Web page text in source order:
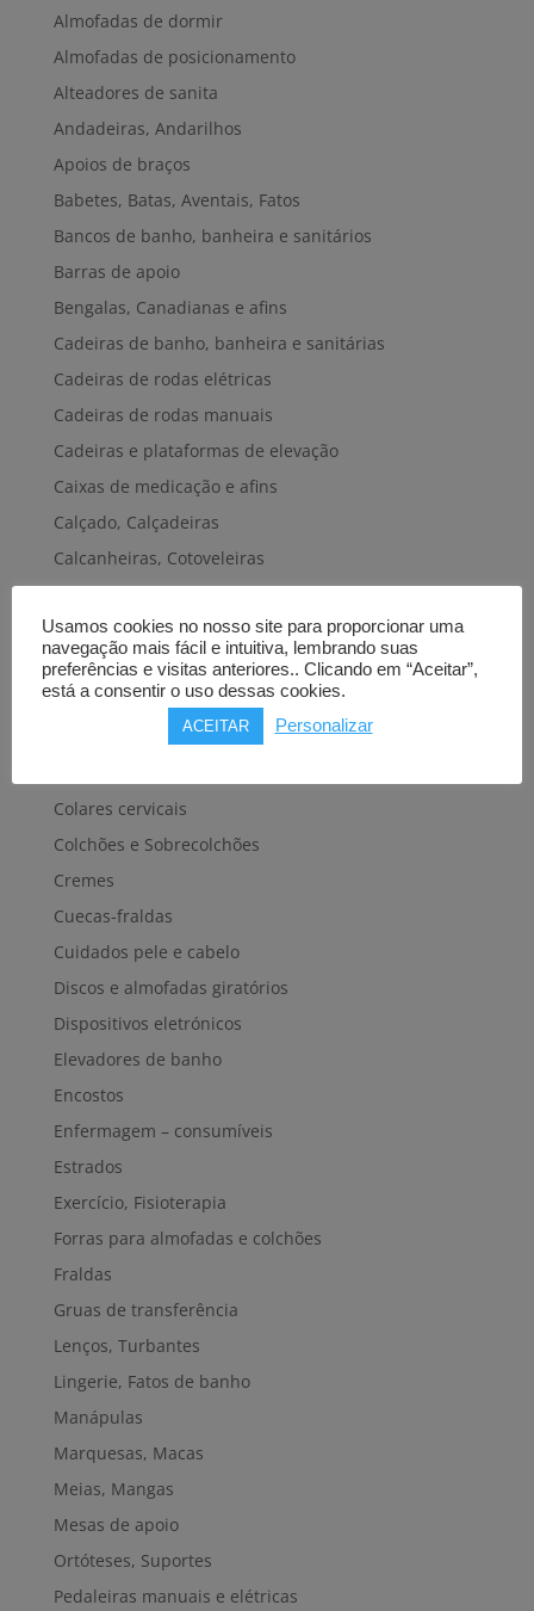
Almofadas de dormir
Almofadas de posicionamento
Alteadores de sanita
Andadeiras, Andarilhos
Apoios de braços
Babetes, Batas, Aventais, Fatos
Bancos de banho, banheira e sanitários
Barras de apoio
Bengalas, Canadianas e afins
Cadeiras de banho, banheira e sanitárias
Cadeiras de rodas elétricas
Cadeiras de rodas manuais
Cadeiras e plataformas de elevação
Caixas de medicação e afins
Calçado, Calçadeiras
Calcanheiras, Cotoveleiras
Camas articuladas
Carros hospitalares
Cestas, Arneses
Cintas e Faixas
Cintos, Coletes e afins
Colares cervicais
Colchões e Sobrecolchões
Cremes
Cuecas-fraldas
Cuidados pele e cabelo
Discos e almofadas giratórios
Dispositivos eletrónicos
Elevadores de banho
Encostos
Enfermagem – consumíveis
Estrados
Exercício, Fisioterapia
Forras para almofadas e colchões
Fraldas
Gruas de transferência
Lenços, Turbantes
Lingerie, Fatos de banho
Manápulas
Marquesas, Macas
Meias, Mangas
Mesas de apoio
Ortóteses, Suportes
Pedaleiras manuais e elétricas
Usamos cookies no nosso site para proporcionar uma
navegação mais fácil e intuitiva, lembrando suas
preferências e visitas anteriores.. Clicando em “Aceitar”,
está a consentir o uso dessas cookies.
ACEITAR Personalizar